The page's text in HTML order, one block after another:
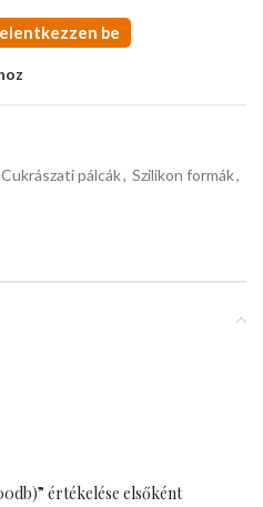
be
Cukrászati pálcák, Szilikon formák,
értékelése elsőként